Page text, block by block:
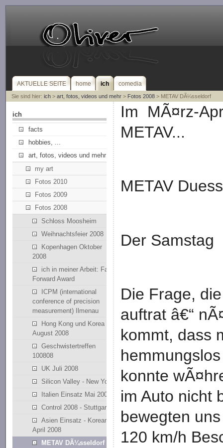
AKTUELLE SEITE home ich comedia
Sie sind hier: ich> art, fotos, videos und mehr> Fotos 2008> METAV DÃ¼sseldorf
ich
facts
hobbies, ...
art, fotos, videos und mehr
my art
Fotos 2010
Fotos 2009
Fotos 2008
Schloss Moosheim
Weihnachtsfeier 2008
Kopenhagen Oktober
2008
ich in meiner Arbeit: Fast
Forward Award
ICPM (international
conference of precision
measurement) Ilmenau
Hong Kong und Korea
August 2008
Geschwistertreffen
100808
UK Juli 2008
Silicon Valley - New York
Italien Einsatz Mai 2008
Control 2008 - Stuttgart
Asien Einsatz - Korean
April 2008
METAV DÃ¼sseldorf
Im MÃ¤rz-
METAV...
METAV
Der Samstag
Die Frage,
auftrat â€“
kommt, dass
konnte
im Auto nicht
bewegten
120 km/h